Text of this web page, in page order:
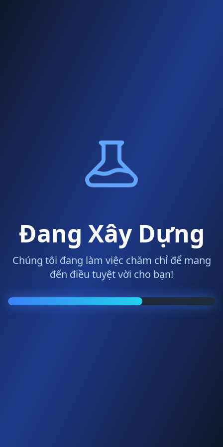
Đang Xây Dựng
Chúng tôi đang làm việc chăm chỉ để mang
đến điều tuyệt vời cho bạn!